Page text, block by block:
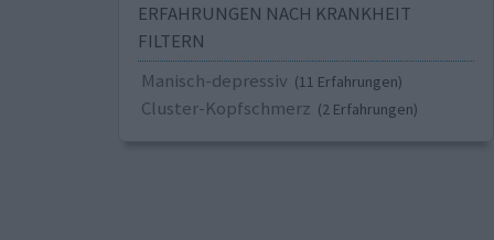
ERFAHRUNGEN NACH KRANKHEIT
FILTERN
Manisch-depressiv (11 Erfahrungen)
Cluster-Kopfschmerz (2 Erfahrungen)